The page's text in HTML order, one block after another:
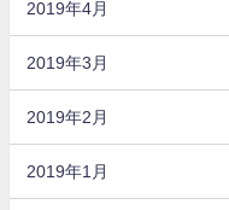
2019年4月
2019年3月
2019年2月
2019年1月